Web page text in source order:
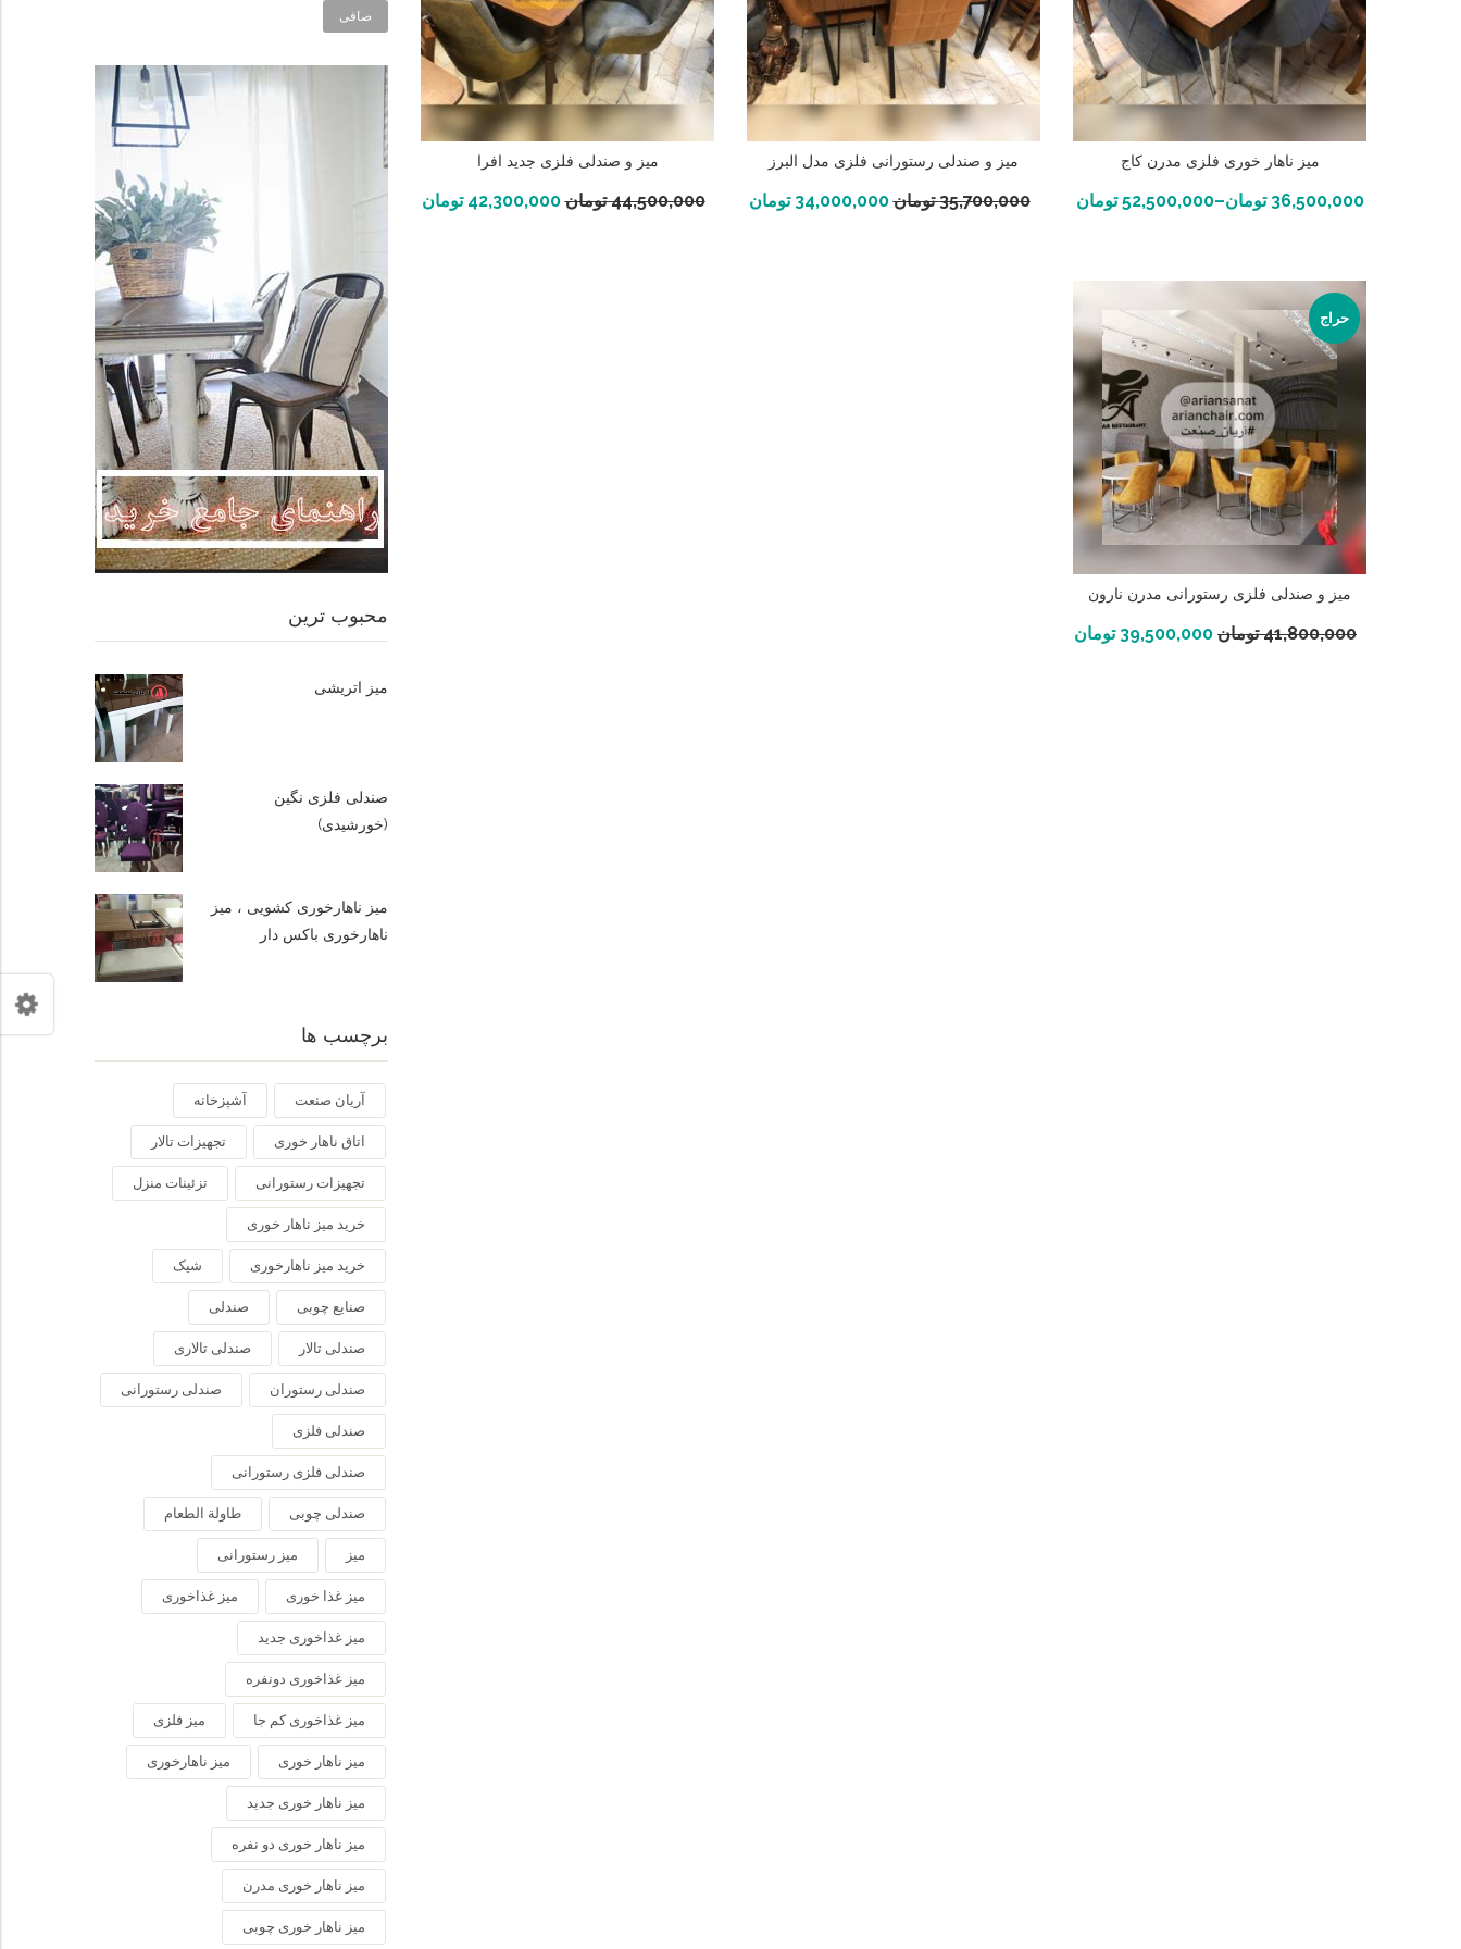
صافی
محبوب ترین
میز اتریشی
صندلی فلزی نگین
(خورشیدی)
میز ناهارخوری کشویی ، میز
ناهارخوری باکس دار
برچسب ها
آریان صنعت آشپزخانه
اتاق ناهار خوری تجهیزات تالار
تجهیزات رستورانی تزئینات منزل
خرید میز ناهار خوری
خرید میز ناهارخوری شیک
صنایع چوبی صندلی
صندلی تالار صندلی تالاری
صندلی رستوران صندلی رستورانی
صندلی فلزی
صندلی فلزی رستورانی
صندلی چوبی طاولة الطعام
میز میز رستورانی
میز غذا خوری میز غذاخوری
میز غذاخوری جدید
میز غذاخوری دونفره
میز غذاخوری کم جا میز فلزی
میز ناهار خوری میز ناهارخوری
میز ناهار خوری جدید
میز ناهار خوری دو نفره
میز ناهار خوری مدرن
میز ناهار خوری چوبی
میز ناهار خوری فلزی مدرن کاج
36,500,000 تومان–
52,500,000 تومان انتخاب گزینه ها
میز و صندلی رستورانی فلزی مدل البرز
35,700,000 تومان 34,000,000 تومان افزودن به سبد خرید
میز و صندلی فلزی جدید افرا
44,500,000 تومان 42,300,000 تومان افزودن به سبد خرید
حراج
میز و صندلی فلزی رستورانی مدرن نارون
41,800,000 تومان 39,500,000 تومان افزودن به سبد خرید